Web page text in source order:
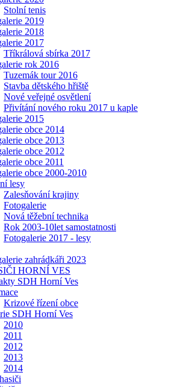
Stolní tenis
2019
2018
2017
Tříkrálová sbírka 2017
rok 2016
Tuzemák tour 2016
Stavba dětského hřiště
Nové veřejné osvětlení
Přivítání nového roku 2017 u kaple
2015
obce 2014
obce 2013
obce 2012
obce 2011
obce 2000-2010
lesy
Zalesňování krajiny
Fotogalerie
Nová těžební technika
Rok 2003-10let samostatnosti
Fotogalerie 2017 - lesy
zahrádkáři 2023
HORNÍ VES
SDH Horní Ves
Krizové řízení obce
SDH Horní Ves
2010
2011
2012
2013
2014